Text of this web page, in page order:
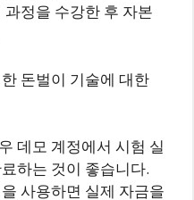
정을 수강한 후 자본
돈벌이 기술에 대한
데모 계정에서 시험 실
하는 것이 좋습니다.
사용하면 실제 자금을